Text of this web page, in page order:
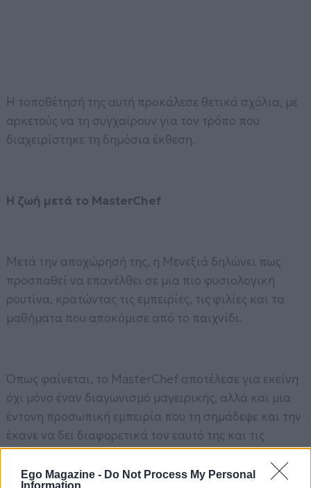
Ego Magazine - Do Not Process My Personal
Information
Η τοποθέτησή της αυτή προκάλεσε θετικά σχόλια, με
αρκετούς να τη συγχαίρουν για τον τρόπο που
διαχειρίστηκε τη δημόσια έκθεση.
Η ζωή μετά το MasterChef
Μετά την αποχώρησή της, η Μενεξιά δηλώνει πως
προσπαθεί να επανέλθει σε μια πιο φυσιολογική
ρουτίνα, κρατώντας τις εμπειρίες, τις φιλίες και τα
μαθήματα που αποκόμισε από το παιχνίδι.
Όπως φαίνεται, το MasterChef αποτέλεσε για εκείνη
όχι μόνο έναν διαγωνισμό μαγειρικής, αλλά και μια
έντονη προσωπική εμπειρία που τη σημάδεψε και την
έκανε να δει διαφορετικά τον εαυτό της και τις
σχέσεις με τους γύρω της.